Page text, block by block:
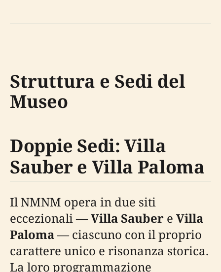
Struttura e Sedi del
Museo
Doppie Sedi: Villa
Sauber e Villa Paloma
Il NMNM opera in due siti
eccezionali —Villa Sauber e Villa
Paloma— ciascuno con il proprio
carattere unico e risonanza storica.
La loro programmazione